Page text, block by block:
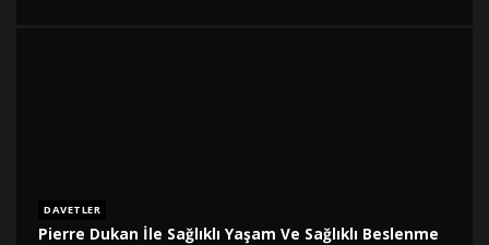
DAVETLER
Pierre Dukan İle Sağlıklı Yaşam Ve Sağlıklı Beslenme